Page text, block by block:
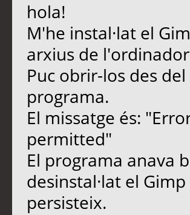
hola!
M'he instal·lat el
arxius de
Puc obrir-los des
programa.
El missatge és:
permitted"
El programa anava
desinstal·lat el
persisteix.